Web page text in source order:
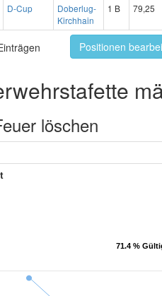
D-Cup
Doberlug-
Kirchhain
1 B 79,25
Positionen
löschen
71.4 %
71.4 %